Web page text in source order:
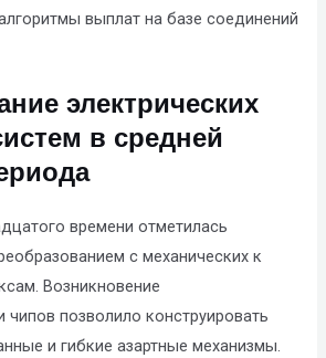
выплат на базе соединений
электрических
в средней
времени отметилась
с механических к
Возникновение
чипов позволило конструировать
и гибкие азартные механизмы.